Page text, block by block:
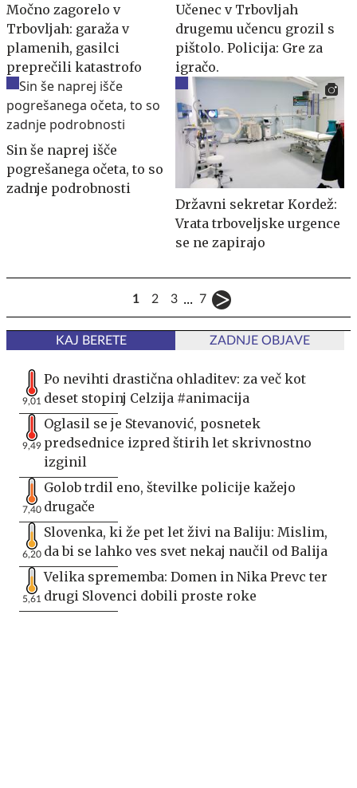
Močno zagorelo v
Trbovljah: garaža v
plamenih, gasilci
preprečili katastrofo
Učenec v Trbovljah
drugemu učencu grozil s
pištolo. Policija: Gre za
igračo.
Sin še naprej išče
pogrešanega očeta, to so
zadnje podrobnosti
Državni sekretar Kordež:
Vrata trboveljske urgence
se ne zapirajo
1 2 3 ... 7
KAJ BERETE ZADNJE OBJAVE
9,01
Po nevihti drastična ohladitev: za več kot
deset stopinj Celzija #animacija
9,49
Oglasil se je Stevanović, posnetek
predsednice izpred štirih let skrivnostno
izginil
7,40
Golob trdil eno, številke policije kažejo
drugače
6,20
Slovenka, ki že pet let živi na Baliju: Mislim,
da bi se lahko ves svet nekaj naučil od Balija
5,61
Velika sprememba: Domen in Nika Prevc ter
drugi Slovenci dobili proste roke